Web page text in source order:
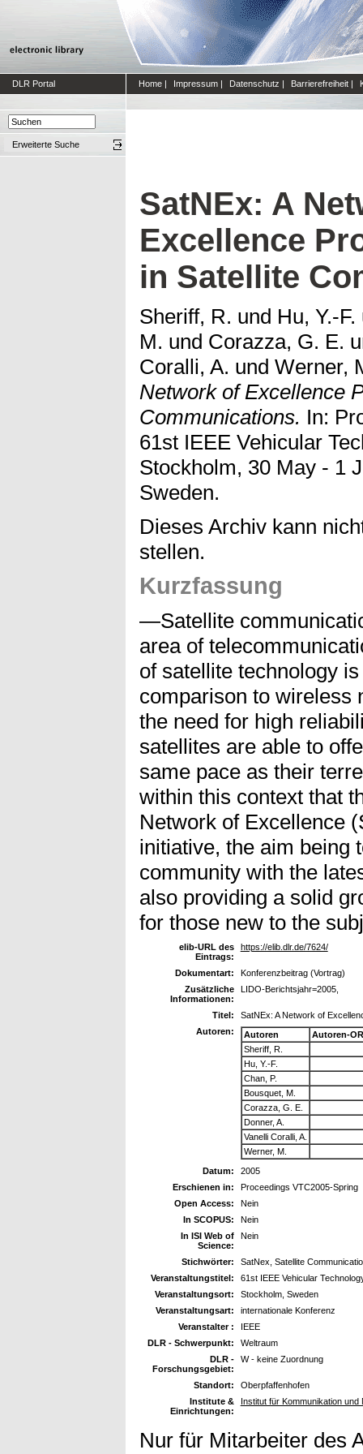
DLR Portal Home | Impressum | Datenschutz | Barrierefreiheit |
Erweiterte Suche
SatNEx: A
Excellence
in Satellite
Sheriff, R. und Hu, Y.-F.
M. und Corazza, G. E.
Coralli, A. und Werner,
Network of Excellence
Communications. In:
61st IEEE Vehicular
Stockholm, 30 May - 1
Sweden.
Dieses Archiv kann
stellen.
Kurzfassung
—Satellite
area of
of satellite technology
comparison to wireless
the need for high
satellites are able to
same pace as their
within this context that
Network of Excellence
initiative, the aim being
community with the
also providing a solid
for those new to the
elib-URL des
Eintrags:
https://elib.dlr.de/7624/
Dokumentart:
Konferenzbeitrag (Vortrag)
Zusätzliche
Informationen:
LIDO-Berichtsjahr=2005,
Titel:
SatNEx: A Network of
Autoren:
Autoren
Autoren-
Sheriff, R.
Hu, Y.-F.
Chan, P.
Bousquet, M.
Corazza, G. E.
Donner, A.
Vanelli Coralli, A.
Werner, M.
Datum:
2005
Erschienen in:
Proceedings VTC2005-Spring
Open Access:
Nein
In SCOPUS:
Nein
In ISI Web of
Science:
Nein
Stichwörter:
SatNex, Satellite
Veranstaltungstitel:
61st IEEE Vehicular
Veranstaltungsort:
Stockholm, Sweden
Veranstaltungsart:
internationale Konferenz
Veranstalter :
IEEE
DLR - Schwerpunkt:
Weltraum
DLR -
Forschungsgebiet:
W - keine Zuordnung
Standort:
Oberpfaffenhofen
Institute &
Einrichtungen:
Institut für Kommunikation und
Nur für Mitarbeiter des